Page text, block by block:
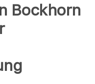
Bockhorn